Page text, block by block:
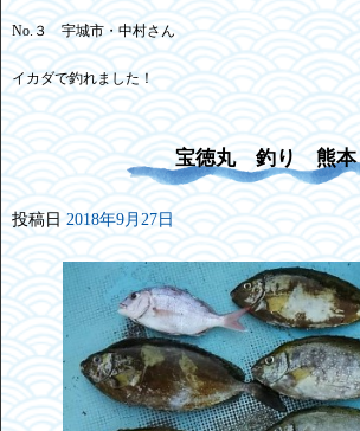
No.３ 宇城市・中村さん
イカダで釣れました！
宝徳丸 釣り 熊本
投稿日 2018年9月27日